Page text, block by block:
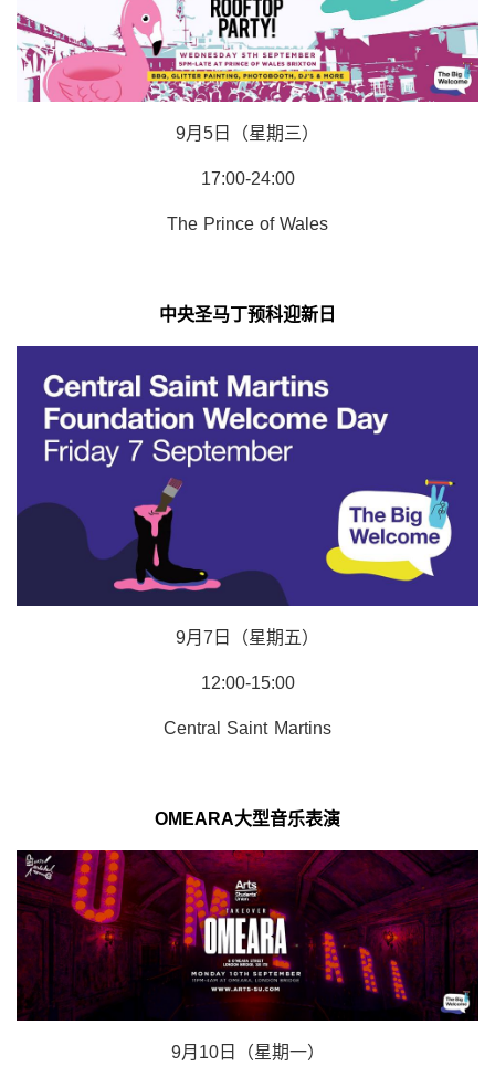
9月5日（星期三）
17:00-24:00
The Prince of Wales
中央圣马丁预科迎新日
9月7日（星期五）
12:00-15:00
Central Saint Martins
OMEARA大型音乐表演
9月10日（星期一）